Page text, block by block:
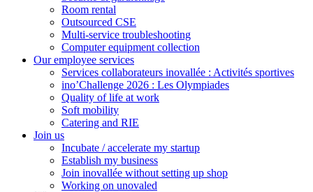
Room rental
Outsourced CSE
Multi-service troubleshooting
Computer equipment collection
Our employee services
Services collaborateurs inovallée : Activités sportives
ino’Challenge 2026 : Les Olympiades
Quality of life at work
Soft mobility
Catering and RIE
Join us
Incubate / accelerate my startup
Establish my business
Join inovallée without setting up shop
Working on unovaled